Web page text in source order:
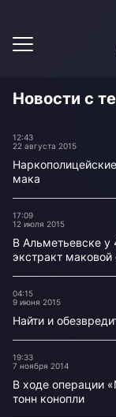
Новости с
12:43
22 августа 2015
мака
17:09
12 июля 2015
В Альметьевске
экстракт
04:15
9 июня 2015
Найти и
19:33
7 ноября 2014
В ходе операции
тонн конопли